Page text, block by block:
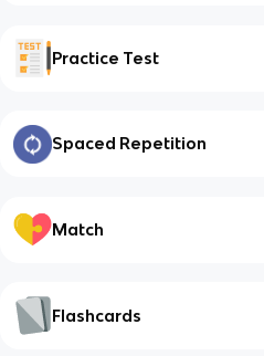
Practice Test
Spaced Repetition
Match
Flashcards